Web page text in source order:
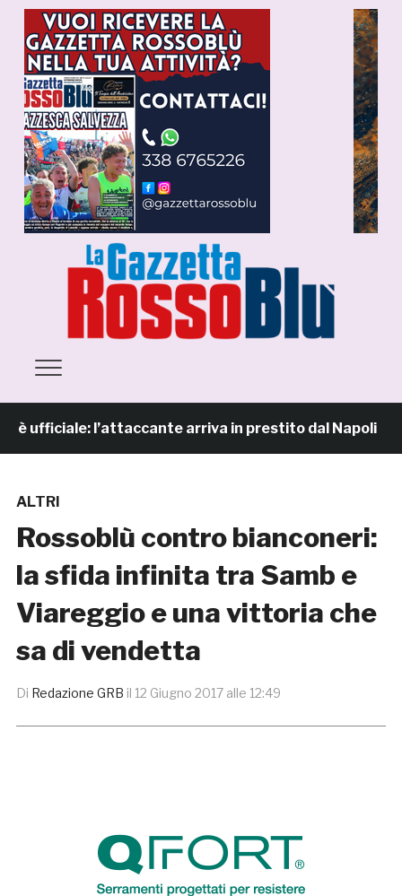
l’attaccante arriva in prestito dal Napoli
ALTRI
Rossoblù contro bianconeri:
la sfida infinita tra Samb e
Viareggio e una vittoria che
sa di vendetta
Di Redazione GRB il 12 Giugno 2017 alle 12:49